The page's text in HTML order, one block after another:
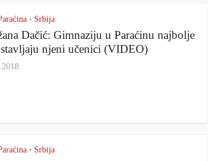
• Srbija
Dačić: Gimnaziju u Paraćinu najbolje
njeni učenici (VIDEO)
• Srbija